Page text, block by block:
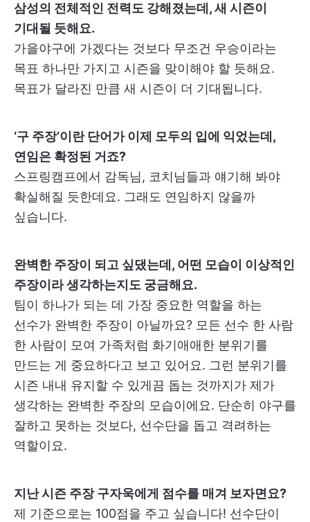
삼성의 전체적인 전력도 강해졌는데, 새 시즌이
기대될 듯해요.
가을야구에 가겠다는 것보다 무조건 우승이라는
목표 하나만 가지고 시즌을 맞이해야 할 듯해요.
목표가 달라진 만큼 새 시즌이 더 기대됩니다.
‘구 주장’이란 단어가 이제 모두의 입에 익었는데,
연임은 확정된 거죠?
스프링캠프에서 감독님, 코치님들과 얘기해 봐야
확실해질 듯한데요. 그래도 연임하지 않을까
싶습니다.
완벽한 주장이 되고 싶댔는데, 어떤 모습이 이상적인
주장이라 생각하는지도 궁금해요.
팀이 하나가 되는 데 가장 중요한 역할을 하는
선수가 완벽한 주장이 아닐까요? 모든 선수 한 사람
한 사람이 모여 가족처럼 화기애애한 분위기를
만드는 게 중요하다고 보고 있어요. 그런 분위기를
시즌 내내 유지할 수 있게끔 돕는 것까지가 제가
생각하는 완벽한 주장의 모습이에요. 단순히 야구를
잘하고 못하는 것보다, 선수단을 돕고 격려하는
역할이요.
지난 시즌 주장 구자욱에게 점수를 매겨 보자면요?
제 기준으로는 100점을 주고 싶습니다! 선수단이